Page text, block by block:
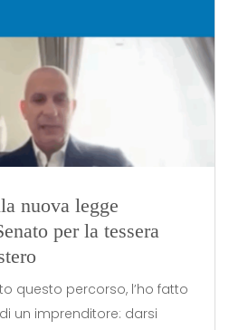
nuova legge
per la tessera
questo percorso, l’ho fatto
un imprenditore: darsi